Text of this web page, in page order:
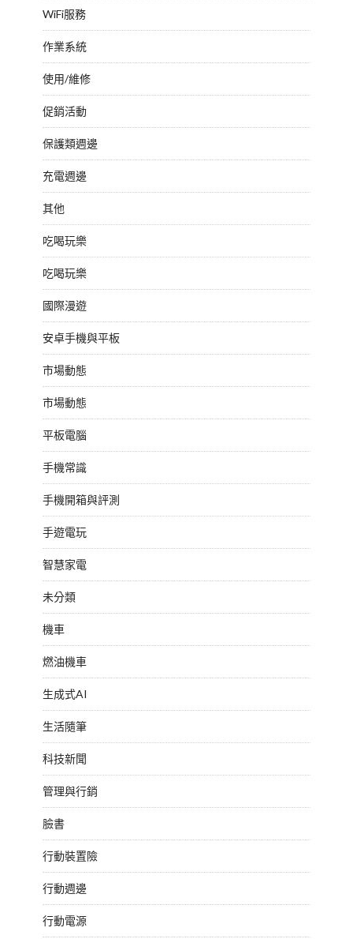
WiFi服務
作業系統
使用/維修
促銷活動
保護類週邊
充電週邊
其他
吃喝玩樂
吃喝玩樂
國際漫遊
安卓手機與平板
市場動態
市場動態
平板電腦
手機常識
手機開箱與評測
手遊電玩
智慧家電
未分類
機車
燃油機車
生成式AI
生活隨筆
科技新聞
管理與行銷
臉書
行動裝置險
行動週邊
行動電源